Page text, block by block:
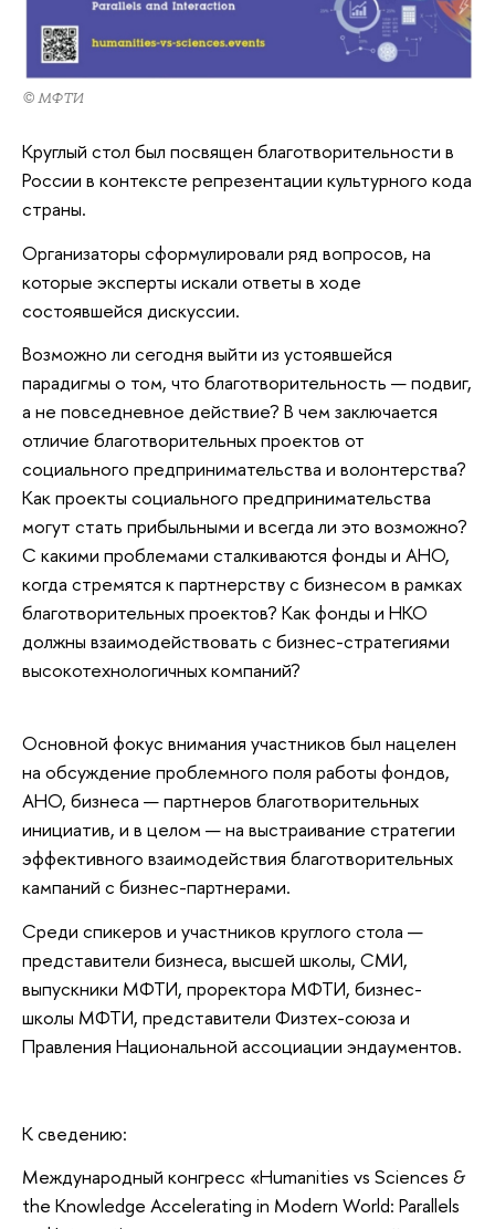
© МФТИ
Круглый стол был посвящен благотворительности в
России в контексте репрезентации культурного кода
страны.
Организаторы сформулировали ряд вопросов, на
которые эксперты искали ответы в ходе
состоявшейся дискуссии.
Возможно ли сегодня выйти из устоявшейся
парадигмы о том, что благотворительность — подвиг,
а не повседневное действие? В чем заключается
отличие благотворительных проектов от
социального предпринимательства и волонтерства?
Как проекты социального предпринимательства
могут стать прибыльными и всегда ли это возможно?
С какими проблемами сталкиваются фонды и АНО,
когда стремятся к партнерству с бизнесом в рамках
благотворительных проектов? Как фонды и НКО
должны взаимодействовать с бизнес-стратегиями
высокотехнологичных компаний?
Основной фокус внимания участников был нацелен
на обсуждение проблемного поля работы фондов,
АНО, бизнеса — партнеров благотворительных
инициатив, и в целом — на выстраивание стратегии
эффективного взаимодействия благотворительных
кампаний с бизнес-партнерами.
Среди спикеров и участников круглого стола —
представители бизнеса, высшей школы, СМИ,
выпускники МФТИ, проректора МФТИ, бизнес-
школы МФТИ, представители Физтех-союза и
Правления Национальной ассоциации эндаументов.
К сведению:
Международный конгресс «Humanities vs Sciences &
the Knowledge Accelerating in Modern World: Parallels